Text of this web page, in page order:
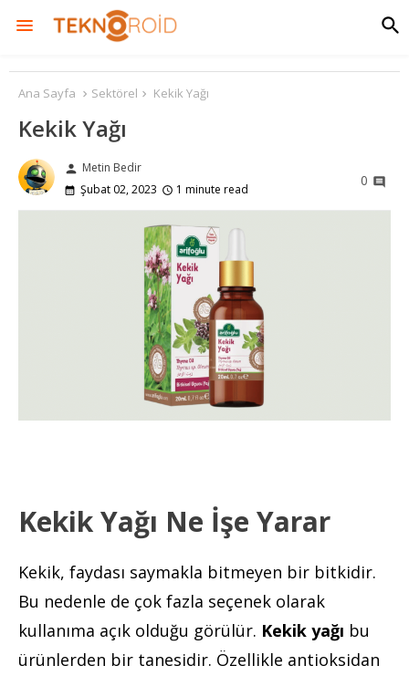
Ana Sayfa Sektörel Kekik Yağı
Kekik Yağı
person Metin Bedir
Şubat 02, 2023
1 minute read
0
Kekik Yağı Ne İşe Yarar
Kekik, faydası saymakla bitmeyen bir bitkidir.
Bu nedenle de çok fazla seçenek olarak
kullanıma açık olduğu görülür. Kekik yağı bu
ürünlerden bir tanesidir. Özellikle antioksidan